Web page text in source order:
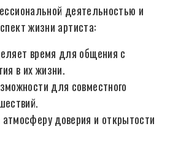
деятельностью и
жизни артиста:
время для общения с
в их жизни.
для совместного
доверия и открытости